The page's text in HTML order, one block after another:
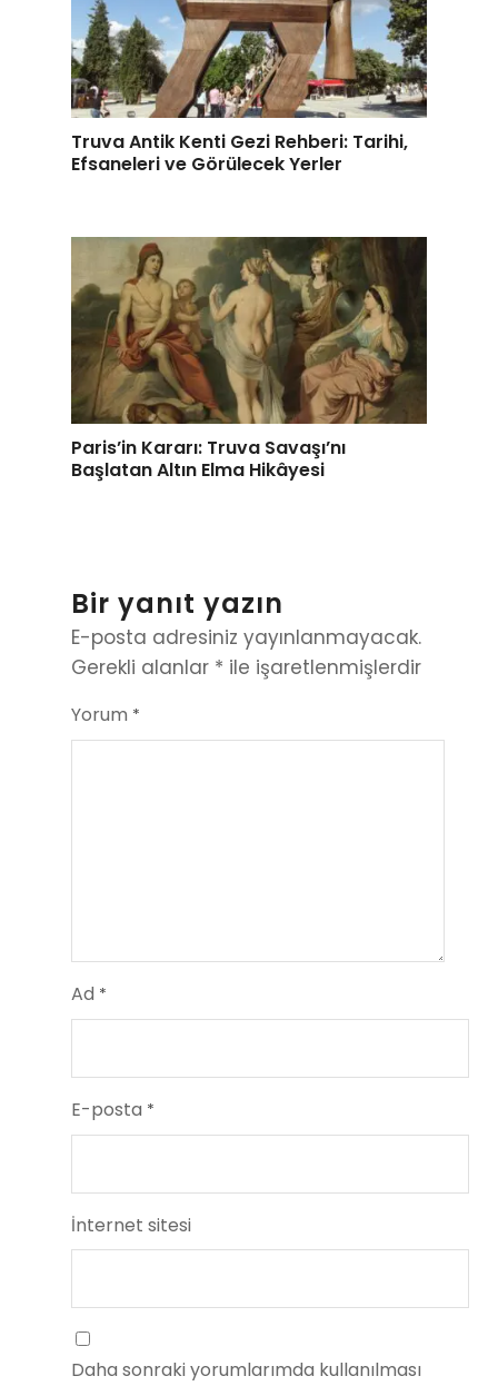
Truva Antik Kenti Gezi Rehberi: Tarihi,
Efsaneleri ve Görülecek Yerler
Paris’in Kararı: Truva Savaşı’nı
Başlatan Altın Elma Hikâyesi
Bir yanıt yazın
E-posta adresiniz yayınlanmayacak.
Gerekli alanlar * ile işaretlenmişlerdir
Yorum *
Ad *
E-posta *
İnternet sitesi
Daha sonraki yorumlarımda kullanılması